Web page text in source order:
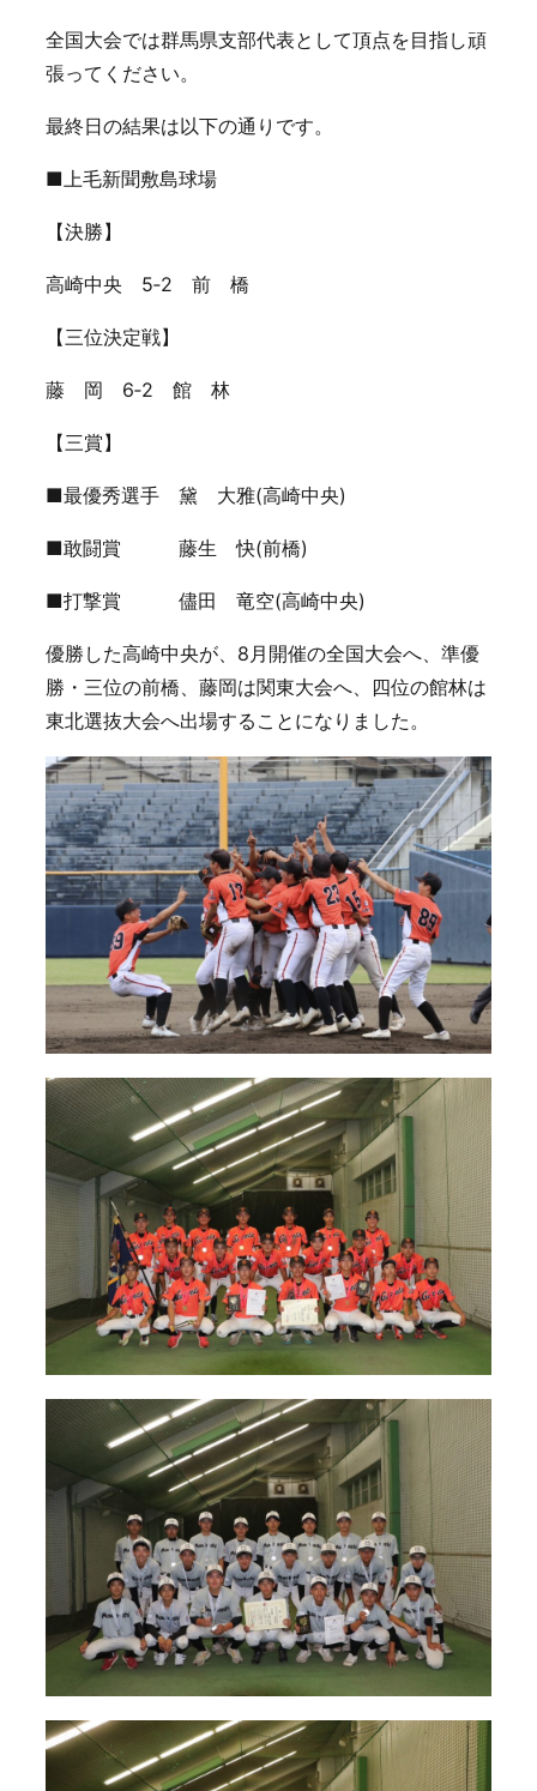
全国大会では群馬県支部代表として頂点を目指し頑
張ってください。
最終日の結果は以下の通りです。
■上毛新聞敷島球場
【決勝】
高崎中央 5‐2 前 橋
【三位決定戦】
藤 岡 6‐2 館 林
【三賞】
■最優秀選手 黛 大雅(高崎中央)
■敢闘賞 藤生 快(前橋)
■打撃賞 儘田 竜空(高崎中央)
優勝した高崎中央が、8月開催の全国大会へ、準優
勝・三位の前橋、藤岡は関東大会へ、四位の館林は
東北選抜大会へ出場することになりました。